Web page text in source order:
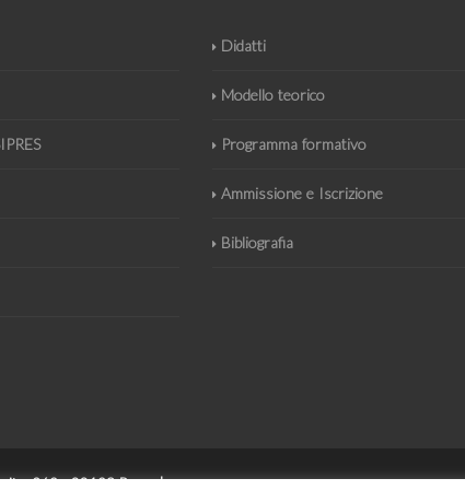
Didatti
Modello teorico
Programma formativo
Ammissione e Iscrizione
Bibliografia
269 - 00198 Roma |